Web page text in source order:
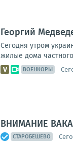
Георгий
Сегодня утром
жилые дома
ВОЕНКОРЫ
ВНИМАНИЕ
СТАРОБЕШЕВО